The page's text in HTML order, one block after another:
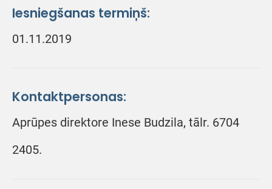
Iesniegšanas termiņš:
01.11.2019
Kontaktpersonas:
Aprūpes direktore Inese Budzila, tālr. 6704
2405.